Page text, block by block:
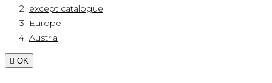
except catalogue
Europe
Austria
 OK